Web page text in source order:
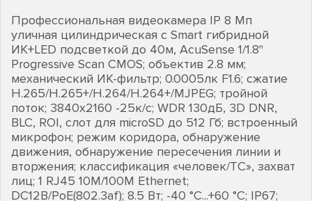
Профессиональная видеокамера IP 8 Мп
уличная цилиндрическая с Smart гибридной
ИК+LED подсветкой до 40м, AcuSense 1/1.8"
Progressive Scan CMOS; объектив 2.8 мм;
механический ИК-фильтр; 0.0005лк F1.6; сжатие
H.265/H.265+/H.264/H.264+/MJPEG; тройной
поток; 3840х2160 -25к/с; WDR 130дБ, 3D DNR,
BLC, ROI, слот для microSD до 512 Гб; встроенный
микрофон; режим коридора, обнаружение
движения, обнаружение пересечения линии и
вторжения; классификация «человек/ТС», захват
лиц; 1 RJ45 10M/100M Ethernet;
DC12В/PoE(802.3af); 8.5 Вт; -40 °C...+60 °C; IP67;